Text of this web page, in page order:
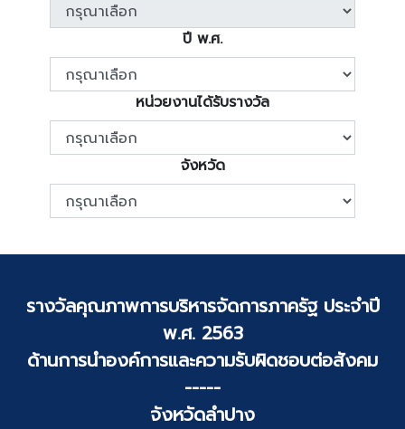
ปี พ.ศ.
หน่วยงานได้รับรางวัล
จังหวัด
รางวัลคุณภาพการบริหารจัดการภาครัฐ ประจำปี
พ.ศ. 2563
ด้านการนำองค์การและความรับผิดชอบต่อสังคม
-----
จังหวัดลำปาง